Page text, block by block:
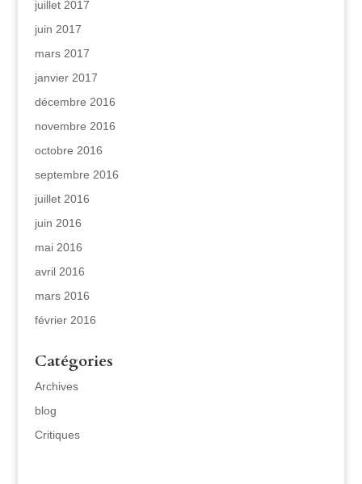
juillet 2017
juin 2017
mars 2017
janvier 2017
décembre 2016
novembre 2016
octobre 2016
septembre 2016
juillet 2016
juin 2016
mai 2016
avril 2016
mars 2016
février 2016
Catégories
Archives
blog
Critiques